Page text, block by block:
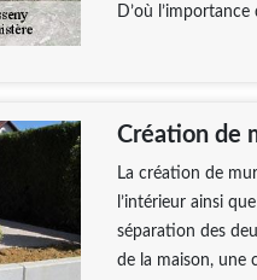
D’où
Création de
La création de
l’intérieur ainsi
séparation des
de la maison, une